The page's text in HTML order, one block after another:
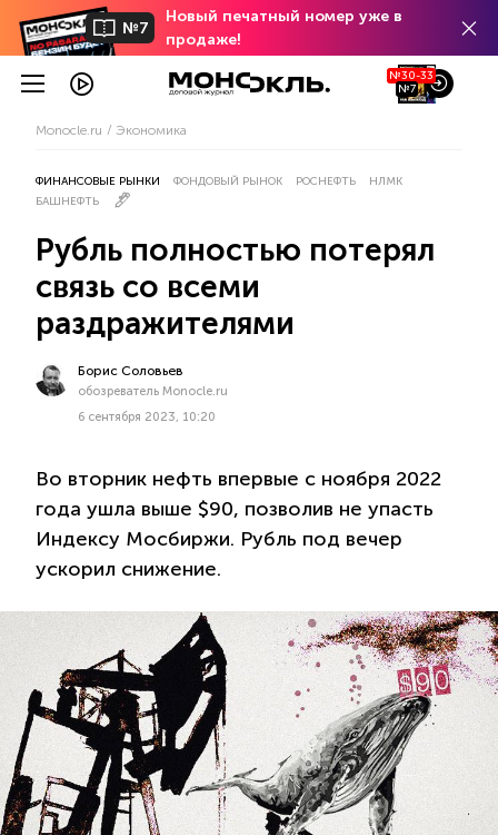
№7
Новый печатный номер уже в
продаже!
№30-33
№7
Monocle.ru Экономика
ФИНАНСОВЫЕ РЫНКИ ФОНДОВЫЙ РЫНОК РОСНЕФТЬ
НЛМК
БАШНЕФТЬ
Рубль полностью потерял
связь со всеми
раздражителями
Борис Соловьев
обозреватель Monocle.ru
6 сентября 2023, 10:20
Во вторник нефть впервые с ноября 2022
года ушла выше $90, позволив не упасть
Индексу Мосбиржи. Рубль под вечер
ускорил снижение.